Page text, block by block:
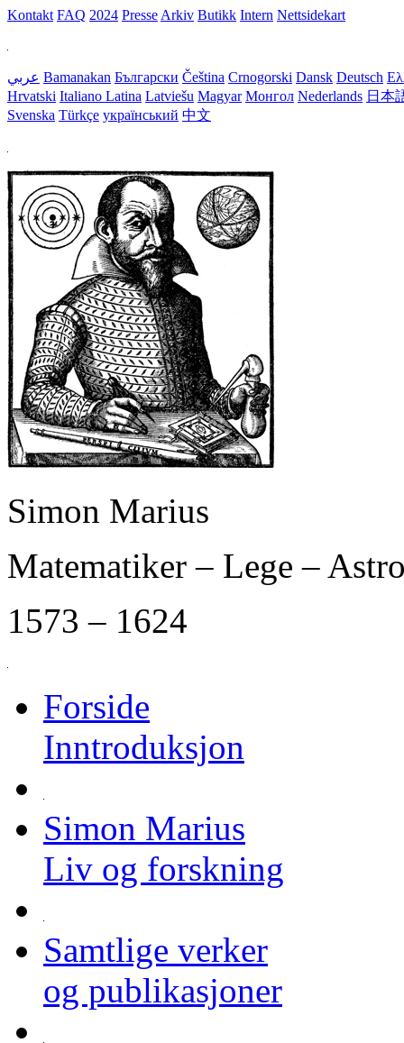
Kontakt FAQ 2024 Presse Arkiv Butikk Intern Nettsidekart
عربي Bamanakan Български Čeština Crnogorski Dansk Deutsch
Hrvatski Italiano Latina Latviešu Magyar Монгол Nederlands 日本
Svenska Türkçe український 中文
Simon Marius
Matematiker – Lege –
1573 – 1624
Forside
Inntroduksjon
Simon Marius
Liv og forskning
Samtlige verker
og publikasjoner